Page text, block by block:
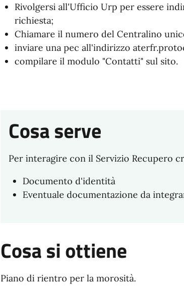
Rivolgersi all'Ufficio Urp per essere
richiesta;
Chiamare il numero del Centralino
inviare una pec all'indirizzo
compilare il modulo "Contatti" sul sito.
Cosa serve
Per interagire con il Servizio Recupero
Documento d'identità
Eventuale documentazione da
Cosa si ottiene
Piano di rientro per la morosità.